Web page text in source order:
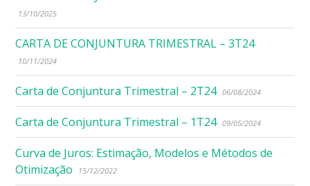
13/10/2025
CARTA DE CONJUNTURA TRIMESTRAL – 3T24
10/11/2024
Carta de Conjuntura Trimestral – 2T24 06/08/2024
Carta de Conjuntura Trimestral – 1T24 09/05/2024
Curva de Juros: Estimação, Modelos e Métodos de
Otimização
15/12/2022